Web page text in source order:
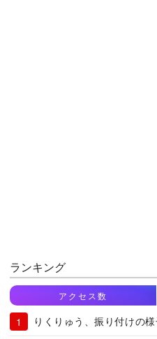
ランキング
アクセス数
りくりゅう、振り付けの